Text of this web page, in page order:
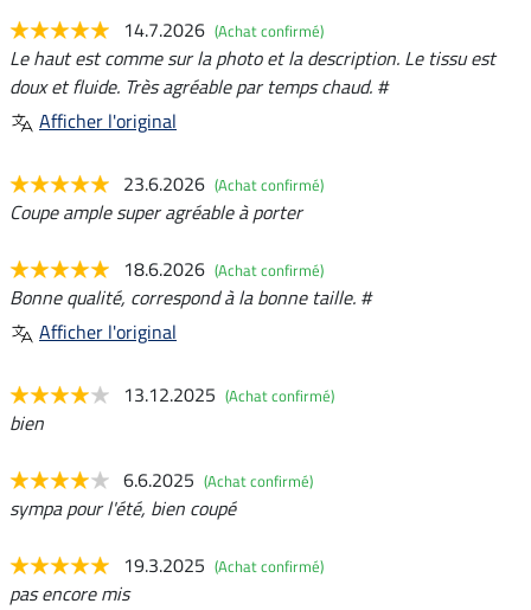
14.7.2026 (Achat confirmé)
Le haut est comme sur la photo et la description. Le tissu est
doux et fluide. Très agréable par temps chaud. #
Afficher l'original
23.6.2026 (Achat confirmé)
Coupe ample super agréable à porter
18.6.2026 (Achat confirmé)
Bonne qualité, correspond à la bonne taille. #
Afficher l'original
13.12.2025 (Achat confirmé)
bien
6.6.2025 (Achat confirmé)
sympa pour l'été, bien coupé
19.3.2025 (Achat confirmé)
pas encore mis